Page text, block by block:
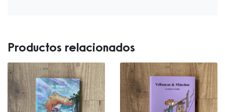
Productos relacionados